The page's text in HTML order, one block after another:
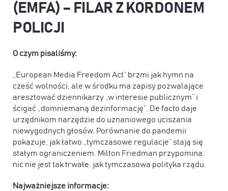
(EMFA) – FILAR Z KORDONEM
POLICJI
O czym pisaliśmy:
„European Media Freedom Act” brzmi jak hymn na
cześć wolności, ale w środku ma zapisy pozwalające
aresztować dziennikarzy „w interesie publicznym” i
ścigać „domniemaną dezinformację”. De facto daje
urzędnikom narzędzie do uznaniowego uciszania
niewygodnych głosów. Porównanie do pandemii
pokazuje, jak łatwo „tymczasowe regulacje” stają się
stałym ograniczeniem. Milton Friedman przypomina:
nic nie jest tak trwałe, jak tymczasowa polityka rządu.
Najważniejsze informacje: